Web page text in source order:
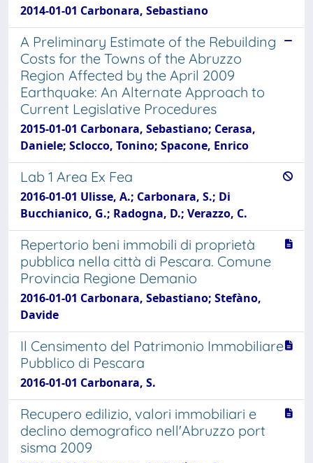
2014-01-01 Carbonara, Sebastiano
A Preliminary Estimate of the Rebuilding
Costs for the Towns of the Abruzzo
Region Affected by the April 2009
Earthquake: An Alternate Approach to
Current Legislative Procedures
2015-01-01 Carbonara, Sebastiano; Cerasa,
Daniele; Sclocco, Tonino; Spacone, Enrico
Lab 1 Area Ex Fea
2016-01-01 Ulisse, A.; Carbonara, S.; Di
Bucchianico, G.; Radogna, D.; Verazzo, C.
Repertorio beni immobili di proprietà
pubblica nella città di Pescara. Comune
Provincia Regione Demanio
2016-01-01 Carbonara, Sebastiano; Stefàno,
Davide
Il Censimento del Patrimonio Immobiliare
Pubblico di Pescara
2016-01-01 Carbonara, S.
Recupero edilizio, valori immobiliari e
declino demografico nell'Abruzzo port
sisma 2009